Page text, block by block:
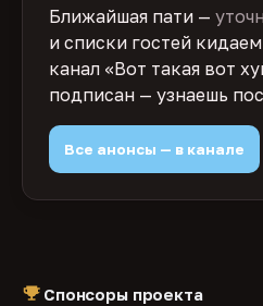
Ближайшая пати —
и списки гостей
канал «Вот такая вот
подписан — узнаешь
Все анонсы — в канале
Спонсоры проекта